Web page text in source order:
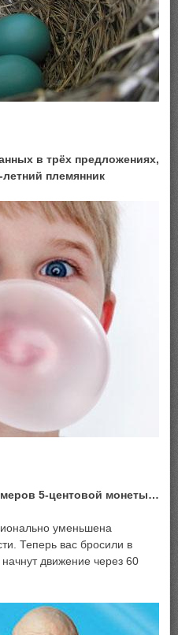
в трёх предложениях,
племянник
5-центовой монеты…
уменьшена
Теперь вас бросили в
движение через 60